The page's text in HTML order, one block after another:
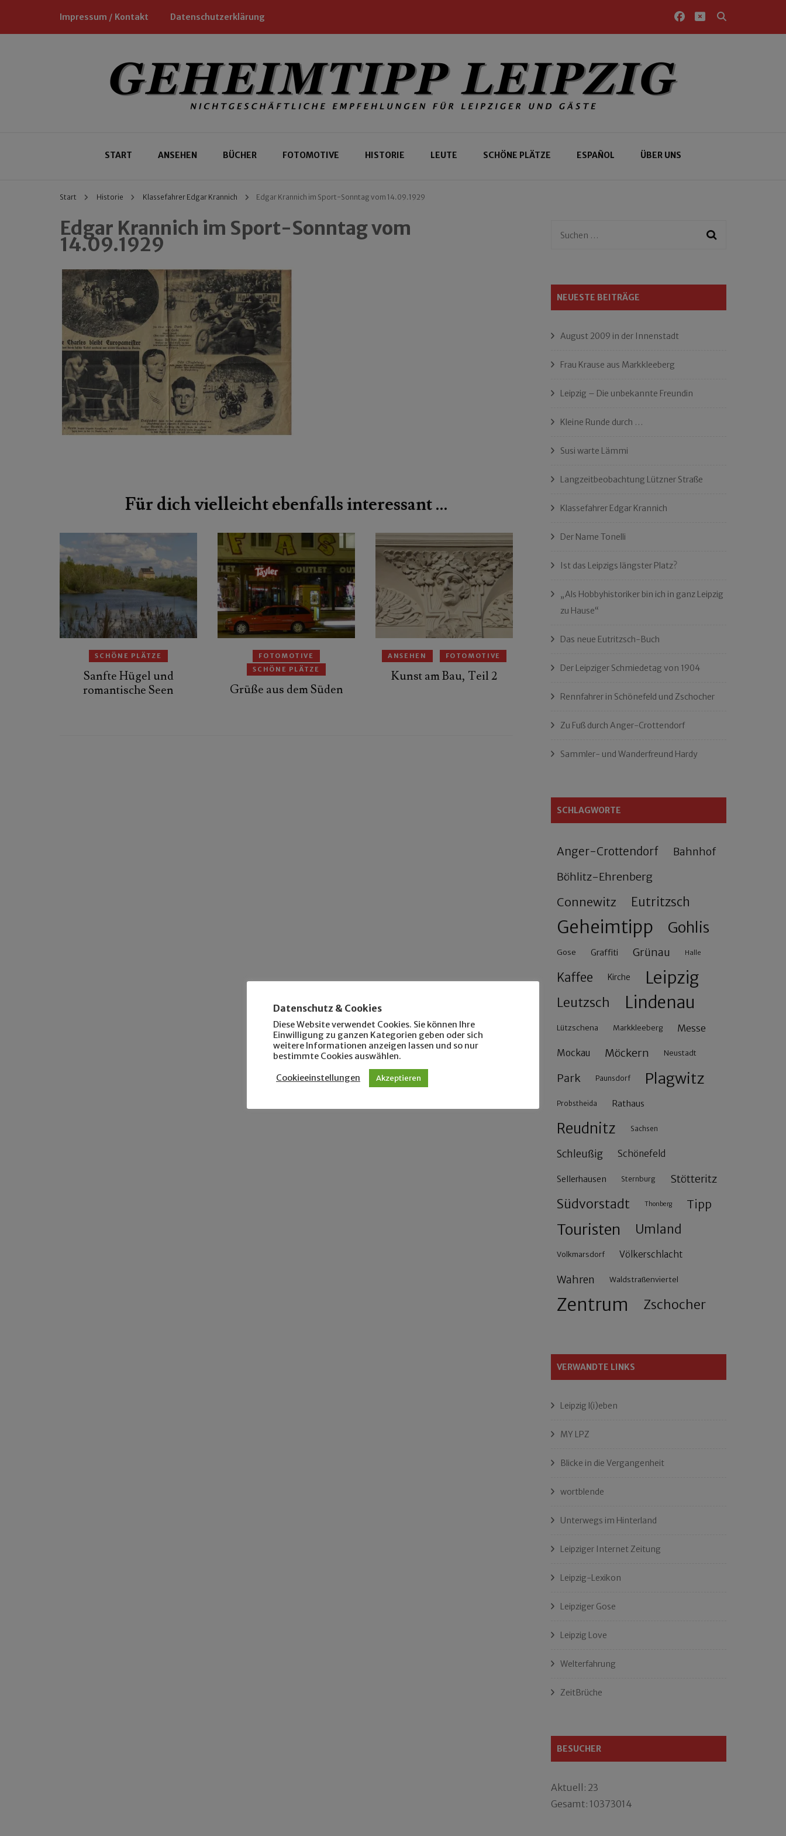
Impressum / Kontakt Datenschutzerklärung
Geheimtipp Leipzig
START ANSEHEN BÜCHER FOTOMOTIVE HISTORIE LEUTE SCHÖNE PLÄTZE ESPAÑOL ÜBER UNS
Start Historie Klassefahrer Edgar Krannich Edgar Krannich im Sport-Sonntag vom 14.09.1929
Edgar Krannich im Sport-Sonntag vom
14.09.1929
Für dich vielleicht ebenfalls interessant …
SCHÖNE PLÄTZE
Sanfte Hügel und
romantische Seen
FOTOMOTIVE
SCHÖNE PLÄTZE
Grüße aus dem Süden
ANSEHEN FOTOMOTIVE
Kunst am Bau, Teil 2
Suchen
NEUESTE BEITRÄGE
August 2009 in der Innenstadt
Frau Krause aus Markkleeberg
Leipzig – Die unbekannte Freundin
Kleine Runde durch …
Susi warte Lämmi
Langzeitbeobachtung Lützner Straße
Klassefahrer Edgar Krannich
Der Name Tonelli
Ist das Leipzigs längster Platz?
„Als Hobbyhistoriker bin ich in ganz Leipzig
zu Hause“
Das neue Eutritzsch-Buch
Der Leipziger Schmiedetag von 1904
Rennfahrer in Schönefeld und Zschocher
Zu Fuß durch Anger-Crottendorf
Sammler- und Wanderfreund Hardy
SCHLAGWORTE
Anger-Crottendorf Bahnhof
Böhlitz-Ehrenberg
Connewitz Eutritzsch
Geheimtipp Gohlis
Gose Graffiti Grünau Halle
Kaffee Kirche Leipzig
Leutzsch Lindenau
Lützschena Markkleeberg Messe
Mockau Möckern Neustadt
Park Paunsdorf Plagwitz
Probstheida Rathaus
Reudnitz Sachsen
Schleußig Schönefeld
Sellerhausen Sternburg Stötteritz
Südvorstadt Thonberg Tipp
Touristen Umland
Volkmarsdorf Völkerschlacht
Wahren Waldstraßenviertel
Zentrum Zschocher
VERWANDTE LINKS
Leipzig l(i)eben
MY LPZ
Blicke in die Vergangenheit
wortblende
Unterwegs im Hinterland
Leipziger Internet Zeitung
Leipzig-Lexikon
Leipziger Gose
Leipzig Love
Welterfahrung
ZeitBrüche
BESUCHER
Aktuell: 23
Gesamt: 10373014
Datenschutz & Cookies
Diese Website verwendet Cookies. Sie können Ihre
Einwilligung zu ganzen Kategorien geben oder sich
weitere Informationen anzeigen lassen und so nur
bestimmte Cookies auswählen.
Cookieeinstellungen Akzeptieren